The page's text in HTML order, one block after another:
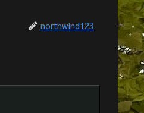
northwind123